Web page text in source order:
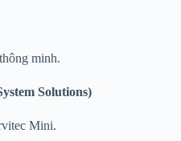
minh.
Solutions)
Mini.